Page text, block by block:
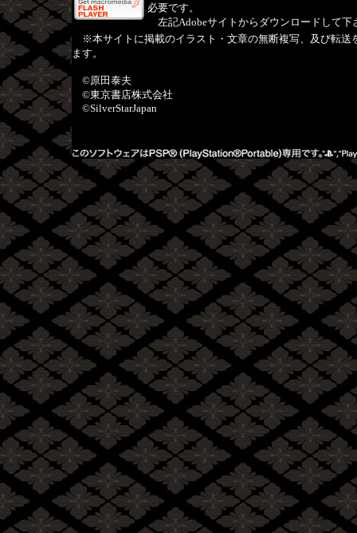
必要です。
左記Adobeサイトからダウンロードして下
※本サイトに掲載のイラスト・文章の無断複写、及び転送
ます。
©原田泰夫
©東京書店株式会社
©SilverStarJapan